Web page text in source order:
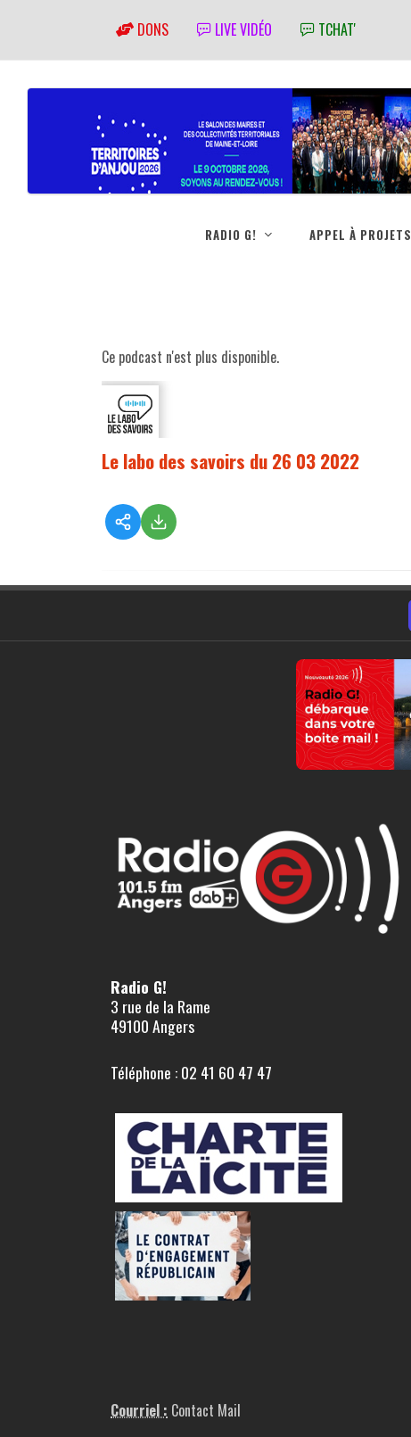
DONS LIVE VIDÉO TCHAT'
RADIO G! APPEL À PROJETS
Ce podcast n'est plus disponible.
Le labo des savoirs du 26 03 2022
Radio G!
3 rue de la Rame
49100 Angers
Téléphone : 02 41 60 47 47
Courriel : Contact Mail